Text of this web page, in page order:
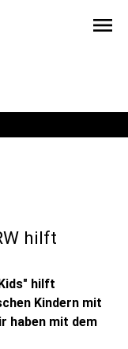
menu
hilft
hilft
Kindern mit
haben mit dem